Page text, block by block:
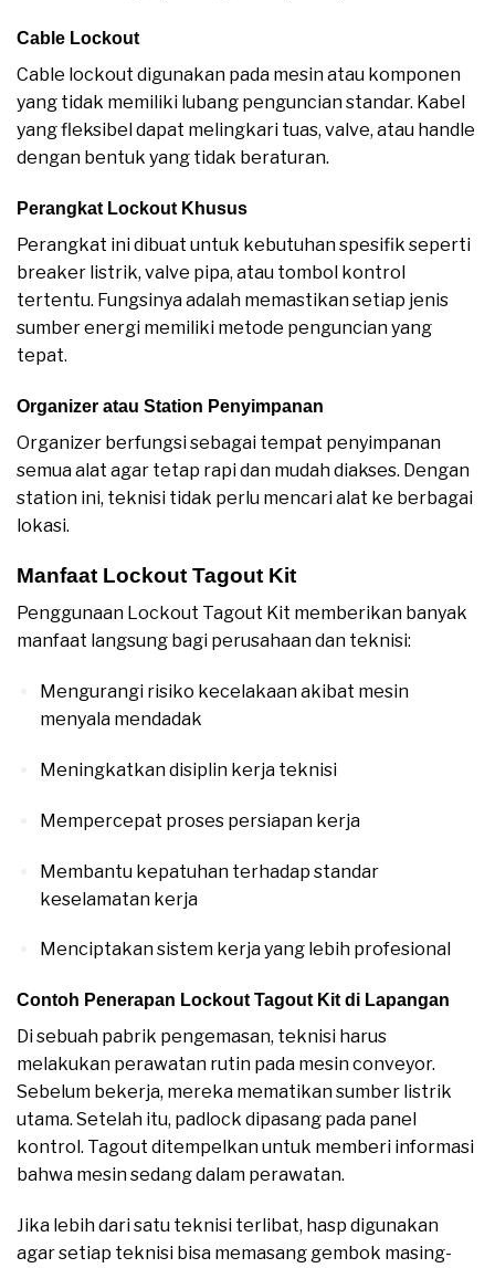
Cable Lockout
Cable lockout digunakan pada mesin atau komponen
yang tidak memiliki lubang penguncian standar. Kabel
yang fleksibel dapat melingkari tuas, valve, atau handle
dengan bentuk yang tidak beraturan.
Perangkat Lockout Khusus
Perangkat ini dibuat untuk kebutuhan spesifik seperti
breaker listrik, valve pipa, atau tombol kontrol
tertentu. Fungsinya adalah memastikan setiap jenis
sumber energi memiliki metode penguncian yang
tepat.
Organizer atau Station Penyimpanan
Organizer berfungsi sebagai tempat penyimpanan
semua alat agar tetap rapi dan mudah diakses. Dengan
station ini, teknisi tidak perlu mencari alat ke berbagai
lokasi.
Manfaat Lockout Tagout Kit
Penggunaan Lockout Tagout Kit memberikan banyak
manfaat langsung bagi perusahaan dan teknisi:
Mengurangi risiko kecelakaan akibat mesin
menyala mendadak
Meningkatkan disiplin kerja teknisi
Mempercepat proses persiapan kerja
Membantu kepatuhan terhadap standar
keselamatan kerja
Menciptakan sistem kerja yang lebih profesional
Contoh Penerapan Lockout Tagout Kit di Lapangan
Di sebuah pabrik pengemasan, teknisi harus
melakukan perawatan rutin pada mesin conveyor.
Sebelum bekerja, mereka mematikan sumber listrik
utama. Setelah itu, padlock dipasang pada panel
kontrol. Tagout ditempelkan untuk memberi informasi
bahwa mesin sedang dalam perawatan.
Jika lebih dari satu teknisi terlibat, hasp digunakan
agar setiap teknisi bisa memasang gembok masing-